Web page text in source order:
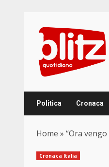
content
Politica Cronaca
Home » “Ora
Cronaca Italia